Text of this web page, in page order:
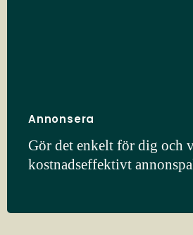
Annonsera
Gör det enkelt för dig och
kostnadseffektivt